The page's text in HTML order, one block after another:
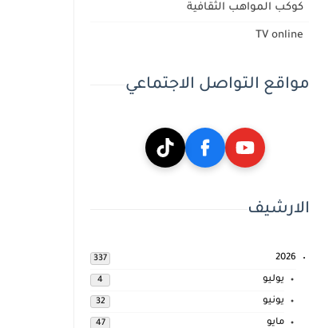
كوكب المواهب الثقافية
مواقع التواصل الاجتماعي
الارشيف
2026
337
يوليو 4
يونيو 32
مايو 47